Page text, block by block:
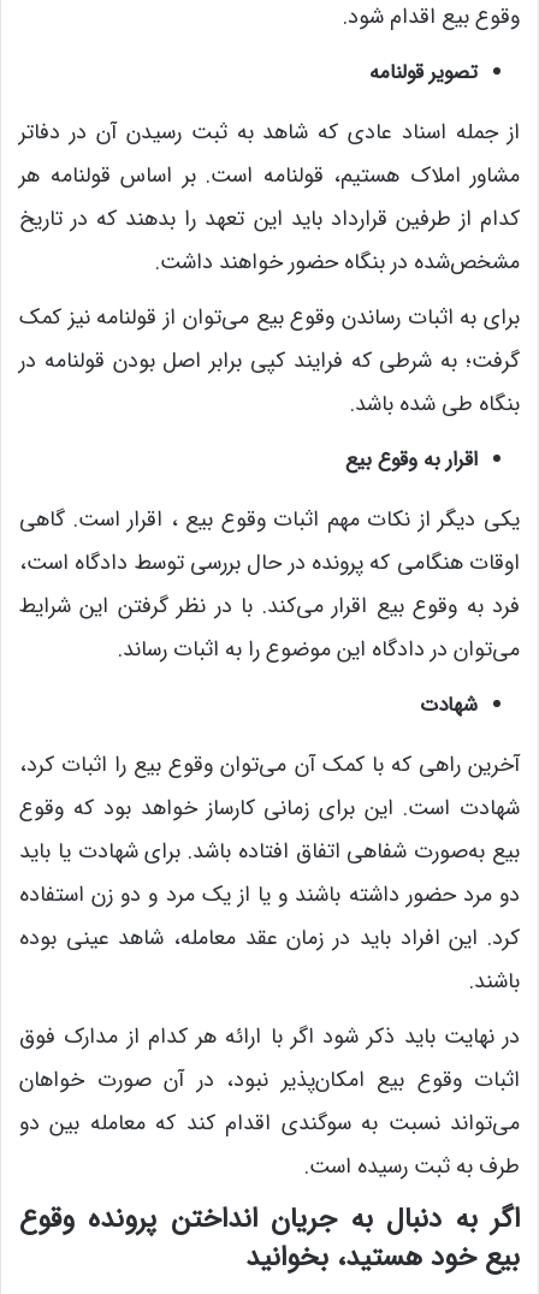
وقوع بیع اقدام شود.
تصویر قولنامه
از جمله اسناد عادی که شاهد به ثبت رسیدن آن در دفاتر
مشاور املاک هستیم، قولنامه است. بر اساس قولنامه هر
کدام از طرفین قرارداد باید این تعهد را بدهند که در تاریخ
مشخص‌شده در بنگاه حضور خواهند داشت.
برای به اثبات رساندن وقوع بیع می‌توان از قولنامه نیز کمک
گرفت؛ به شرطی که فرایند کپی برابر اصل بودن قولنامه در
بنگاه طی شده باشد.
اقرار به وقوع بیع
یکی دیگر از نکات مهم اثبات وقوع بیع ، اقرار است. گاهی
اوقات هنگامی که پرونده در حال بررسی توسط دادگاه است،
فرد به وقوع بیع اقرار می‌کند. با در نظر گرفتن این شرایط
می‌توان در دادگاه این موضوع را به اثبات رساند.
شهادت
آخرین راهی که با کمک آن می‌توان وقوع بیع را اثبات کرد،
شهادت است. این برای زمانی کارساز خواهد بود که وقوع
بیع به‌صورت شفاهی اتفاق افتاده باشد. برای شهادت یا باید
دو مرد حضور داشته باشند و یا از یک مرد و دو زن استفاده
کرد. این افراد باید در زمان عقد معامله، شاهد عینی بوده
باشند.
در نهایت باید ذکر شود اگر با ارائه هر کدام از مدارک فوق
اثبات وقوع بیع امکان‌پذیر نبود، در آن صورت خواهان
می‌تواند نسبت به سوگندی اقدام کند که معامله بین دو
طرف به ثبت رسیده است.
اگر به دنبال به جریان انداختن پرونده وقوع
بیع خود هستید، بخوانید